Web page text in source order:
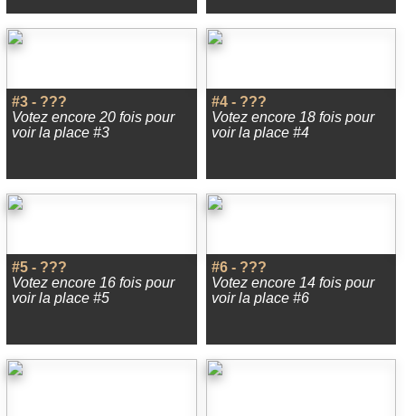
#3 - ???
Votez encore 20 fois pour
voir la place #3
#4 - ???
Votez encore 18 fois pour
voir la place #4
#5 - ???
Votez encore 16 fois pour
voir la place #5
#6 - ???
Votez encore 14 fois pour
voir la place #6